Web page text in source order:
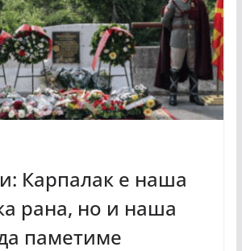
Карпалак е наша
рана, но и наша
паметиме